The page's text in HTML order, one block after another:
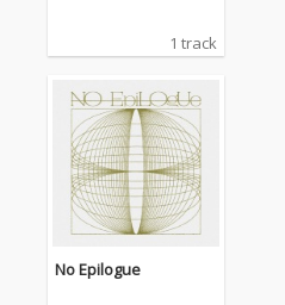
1 track
No Epilogue